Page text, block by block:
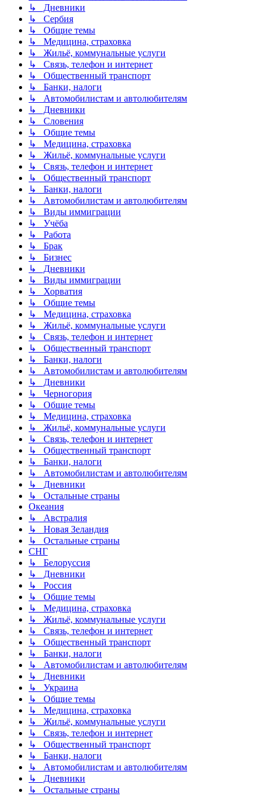
↳ Дневники
↳ Сербия
↳ Общие темы
↳ Медицина, страховка
↳ Жильё, коммунальные услуги
↳ Связь, телефон и интернет
↳ Общественный транспорт
↳ Банки, налоги
↳ Автомобилистам и автолюбителям
↳ Дневники
↳ Словения
↳ Общие темы
↳ Медицина, страховка
↳ Жильё, коммунальные услуги
↳ Связь, телефон и интернет
↳ Общественный транспорт
↳ Банки, налоги
↳ Автомобилистам и автолюбителям
↳ Виды иммиграции
↳ Учёба
↳ Работа
↳ Брак
↳ Бизнес
↳ Дневники
↳ Виды иммиграции
↳ Хорватия
↳ Общие темы
↳ Медицина, страховка
↳ Жильё, коммунальные услуги
↳ Связь, телефон и интернет
↳ Общественный транспорт
↳ Банки, налоги
↳ Автомобилистам и автолюбителям
↳ Дневники
↳ Черногория
↳ Общие темы
↳ Медицина, страховка
↳ Жильё, коммунальные услуги
↳ Связь, телефон и интернет
↳ Общественный транспорт
↳ Банки, налоги
↳ Автомобилистам и автолюбителям
↳ Дневники
↳ Остальные страны
Океания
↳ Австралия
↳ Новая Зеландия
↳ Остальные страны
СНГ
↳ Белоруссия
↳ Дневники
↳ Россия
↳ Общие темы
↳ Медицина, страховка
↳ Жильё, коммунальные услуги
↳ Связь, телефон и интернет
↳ Общественный транспорт
↳ Банки, налоги
↳ Автомобилистам и автолюбителям
↳ Дневники
↳ Украина
↳ Общие темы
↳ Медицина, страховка
↳ Жильё, коммунальные услуги
↳ Связь, телефон и интернет
↳ Общественный транспорт
↳ Банки, налоги
↳ Автомобилистам и автолюбителям
↳ Дневники
↳ Остальные страны